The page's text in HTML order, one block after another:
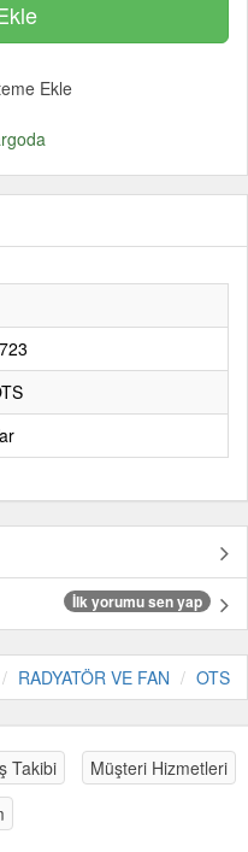
Ekle
İlk yorumu sen yap
RADYATÖR VE FAN OTS
Takibi
Müşteri Hizmetleri